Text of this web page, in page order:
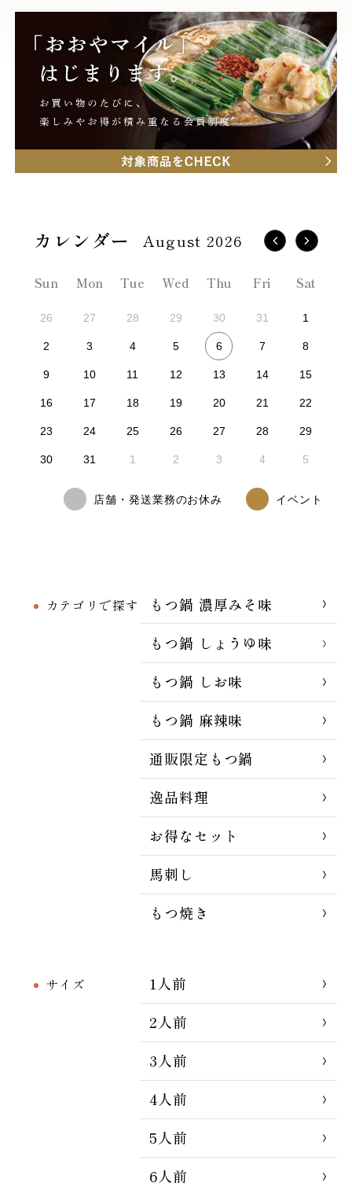
カテゴリで探す
もつ鍋 濃厚みそ味
もつ鍋 しょうゆ味
もつ鍋 しお味
もつ鍋 麻辣味
通販限定もつ鍋
逸品料理
お得なセット
馬刺し
もつ焼き
サイズ
1人前
2人前
3人前
4人前
5人前
6人前
August 2026
Sun Mon Tue Wed Thu Fri Sat
26 27 28 29 30 31 1
2 3 4 5 6 7 8
9 10 11 12 13 14 15
16 17 18 19 20 21 22
23 24 25 26 27 28 29
30 31 1 2 3 4 5
店舗・発送業務のお休み イベント